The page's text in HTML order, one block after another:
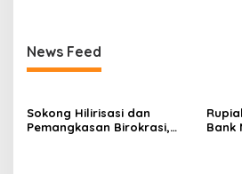
News Feed
Sokong Hilirisasi dan
Pemangkasan Birokrasi,
Bank